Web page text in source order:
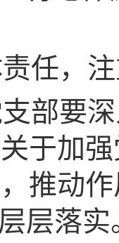
任，
部要
于加
推动
层落